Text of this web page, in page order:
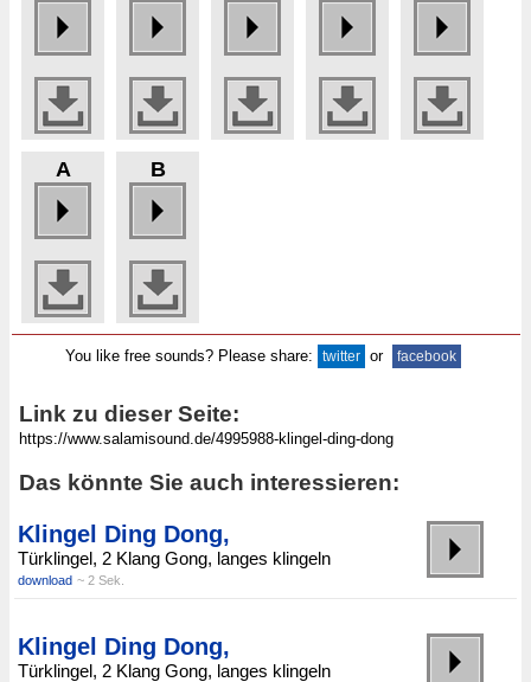
A B
You like free sounds? Please share: twitter or facebook
Link zu dieser Seite:
Das könnte Sie auch interessieren:
Klingel Ding Dong,
Türklingel, 2 Klang Gong, langes klingeln
download ~ 2 Sek.
Klingel Ding Dong,
Türklingel, 2 Klang Gong, langes klingeln